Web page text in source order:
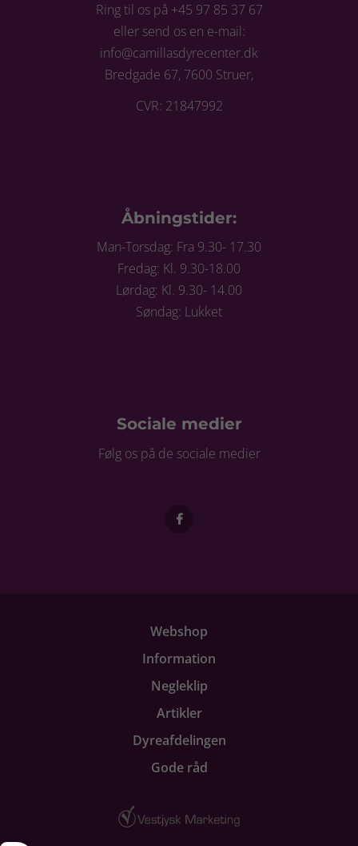
Ring til os på +45 97 85 37 67
eller send os en e-mail:
info@camillasdyrecenter.dk
Bredgade 67, 7600 Struer,
CVR: 21847992
Åbningstider:
Man-Torsdag: Fra 9.30- 17.30
Fredag: Kl. 9.30-18.00
Lørdag: Kl. 9.30- 14.00
Søndag: Lukket
Sociale medier
Følg os på de sociale medier
Webshop
Information
Negleklip
Artikler
Dyreafdelingen
Gode råd